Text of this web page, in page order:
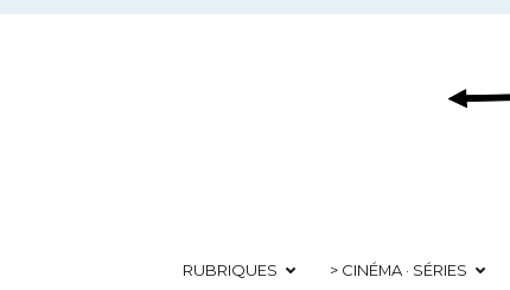
Aller
RUBRIQUES > CINÉMA · SÉRIES